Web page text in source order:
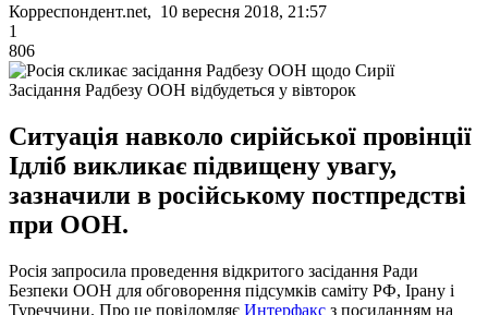
Корреспондент.net, 10 вересня 2018, 21:57
1
806
Засідання Радбезу ООН відбудеться у вівторок
Ситуація навколо сирійської провінції
Ідліб викликає підвищену увагу,
зазначили в російському постпредстві
при ООН.
Росія запросила проведення відкритого засідання Ради
Безпеки ООН для обговорення підсумків саміту РФ, Ірану і
Туреччини. Про це повідомляє Интерфакс з посиланням на